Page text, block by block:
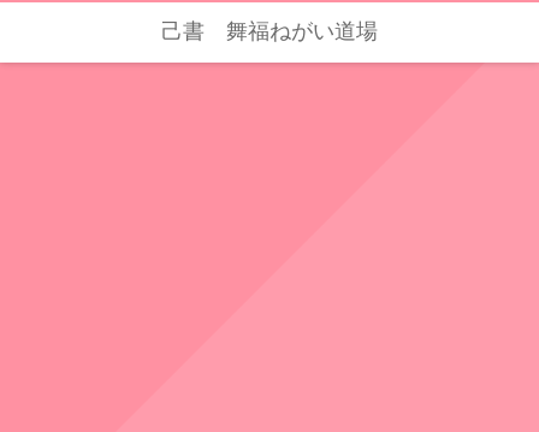
己書 舞福ねがい道場